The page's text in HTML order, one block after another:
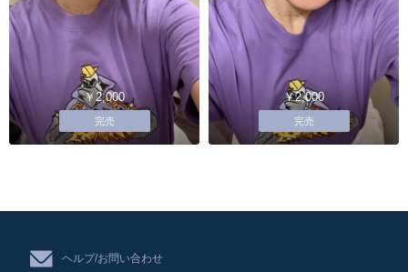
￥2,000
完売
￥2,000
完売
ヘルプ/お問い合わせ